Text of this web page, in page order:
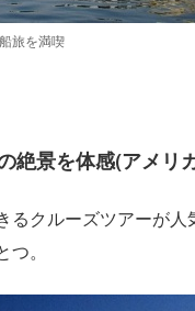
旅を満喫
絶景を体感(アメリ
るクルーズツアーが
。